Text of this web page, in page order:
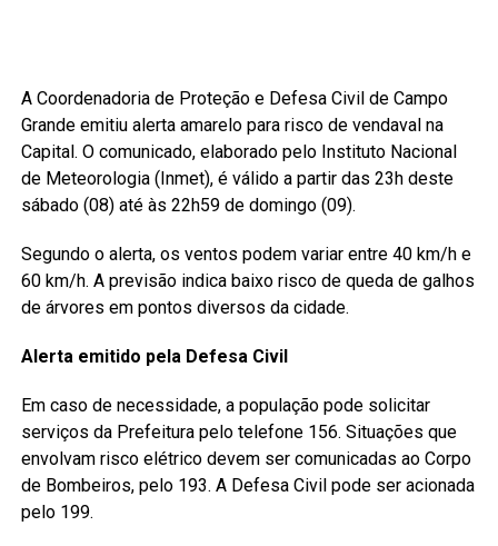
A Coordenadoria de Proteção e Defesa Civil de Campo
Grande emitiu alerta amarelo para risco de vendaval na
Capital. O comunicado, elaborado pelo Instituto Nacional
de Meteorologia (Inmet), é válido a partir das 23h deste
sábado (08) até às 22h59 de domingo (09).
Segundo o alerta, os ventos podem variar entre 40 km/h e
60 km/h. A previsão indica baixo risco de queda de galhos
de árvores em pontos diversos da cidade.
Alerta emitido pela Defesa Civil
Em caso de necessidade, a população pode solicitar
serviços da Prefeitura pelo telefone 156. Situações que
envolvam risco elétrico devem ser comunicadas ao Corpo
de Bombeiros, pelo 193. A Defesa Civil pode ser acionada
pelo 199.